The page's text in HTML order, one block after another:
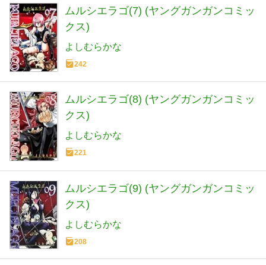
ムルシエラゴ(7) (ヤングガンガンコミッ
クス)
よしむらかな
242
ムルシエラゴ(8) (ヤングガンガンコミッ
クス)
よしむらかな
221
ムルシエラゴ(9) (ヤングガンガンコミッ
クス)
よしむらかな
208